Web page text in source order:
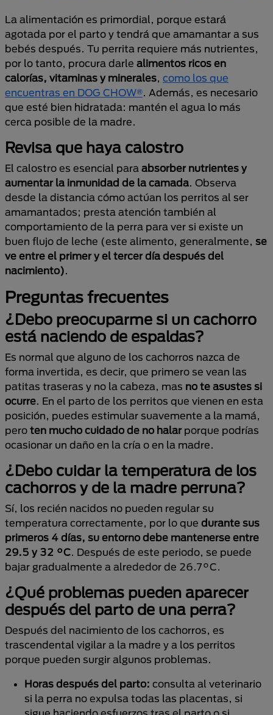
La alimentación es primordial, porque estará
agotada por el parto y tendrá que amamantar a sus
bebés después. Tu perrita requiere más nutrientes,
por lo tanto, procura darle alimentos ricos en
calorías, vitaminas y minerales, como los que
encuentras en DOG CHOW®. Además, es necesario
que esté bien hidratada: mantén el agua lo más
cerca posible de la madre.
Revisa que haya calostro
El calostro es esencial para absorber nutrientes y
aumentar la inmunidad de la camada. Observa
desde la distancia cómo actúan los perritos al ser
amamantados; presta atención también al
comportamiento de la perra para ver si existe un
buen flujo de leche (este alimento, generalmente, se
ve entre el primer y el tercer día después del
nacimiento).
Preguntas frecuentes
¿Debo preocuparme si un cachorro
está naciendo de espaldas?
Es normal que alguno de los cachorros nazca de
forma invertida, es decir, que primero se vean las
patitas traseras y no la cabeza, mas no te asustes si
ocurre. En el parto de los perritos que vienen en esta
posición, puedes estimular suavemente a la mamá,
pero ten mucho cuidado de no halarporque podrías
ocasionar un daño en la cría o en la madre.
¿Debo cuidar la temperatura de los
cachorros y de la madre perruna?
Sí, los recién nacidos no pueden regular su
temperatura correctamente, por lo que durante sus
primeros 4 días, su entorno debe mantenerse entre
29.5 y 32 °C. Después de este periodo, se puede
bajar gradualmente a alrededor de 26.7°C.
¿Qué problemas pueden aparecer
después del parto de una perra?
Después del nacimiento de los cachorros, es
trascendental vigilar a la madre y a los perritos
porque pueden surgir algunos problemas.
Horas después del parto: consulta al veterinario
si la perra no expulsa todas las placentas, si